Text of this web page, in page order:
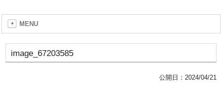
MENU
image_67203585
公開日： 2024/04/21